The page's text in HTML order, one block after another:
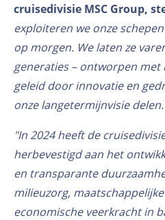
cruisedivisie MSC Group,
exploiteren we onze
op morgen. We laten ze
generaties – ontworpen
geleid door innovatie en
onze langetermijnvisie delen.
"In 2024 heeft de
herbevestigd aan het
en transparante
milieuzorg,
economische veerkracht in